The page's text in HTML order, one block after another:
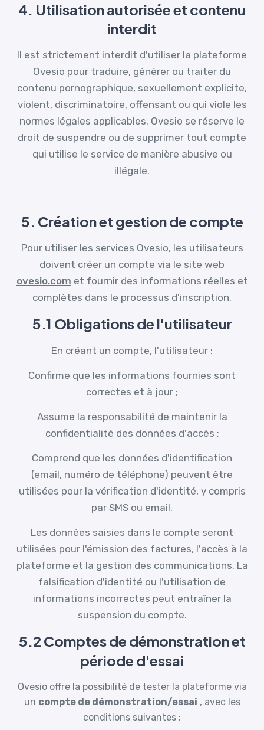
4. Utilisation autorisée et contenu
interdit
Il est strictement interdit d'utiliser la plateforme
Ovesio pour traduire, générer ou traiter du
contenu pornographique, sexuellement explicite,
violent, discriminatoire, offensant ou qui viole les
normes légales applicables. Ovesio se réserve le
droit de suspendre ou de supprimer tout compte
qui utilise le service de manière abusive ou
illégale.
5. Création et gestion de compte
Pour utiliser les services Ovesio, les utilisateurs
doivent créer un compte via le site web
ovesio.com et fournir des informations réelles et
complètes dans le processus d'inscription.
5.1 Obligations de l'utilisateur
En créant un compte, l'utilisateur :
Confirme que les informations fournies sont
correctes et à jour ;
Assume la responsabilité de maintenir la
confidentialité des données d'accès ;
Comprend que les données d'identification
(email, numéro de téléphone) peuvent être
utilisées pour la vérification d'identité, y compris
par SMS ou email.
Les données saisies dans le compte seront
utilisées pour l'émission des factures, l'accès à la
plateforme et la gestion des communications. La
falsification d'identité ou l'utilisation de
informations incorrectes peut entraîner la
suspension du compte.
5.2 Comptes de démonstration et
période d'essai
Ovesio offre la possibilité de tester la plateforme via
un compte de démonstration/essai , avec les
conditions suivantes :